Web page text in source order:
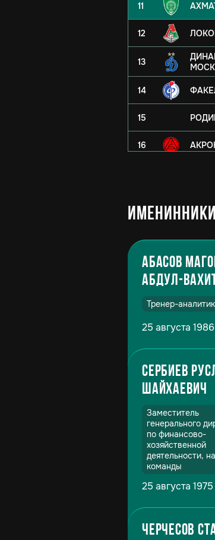
11
12
13
14
15
16
Именинники
Абасов
Абдул-
Тренер-аналитик
25 августа 1986
Сербиев
Шайхаевич
Заместитель
генерального
по финансово-
хозяйственной
деятельности,
команды
25 августа 1975
Черчесов